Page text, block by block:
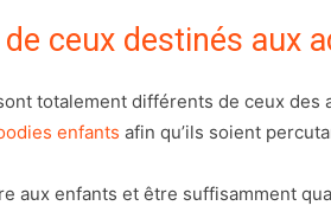
ceux destinés aux
totalement différents de ceux des
enfants afin qu’ils soient
aux enfants et être suffisamment